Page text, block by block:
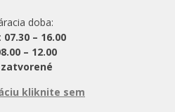
doba:
07.30 – 16.00
– 12.00
zatvorené
kliknite sem